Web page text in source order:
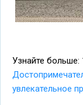
Узнайте больше:
увлекательное